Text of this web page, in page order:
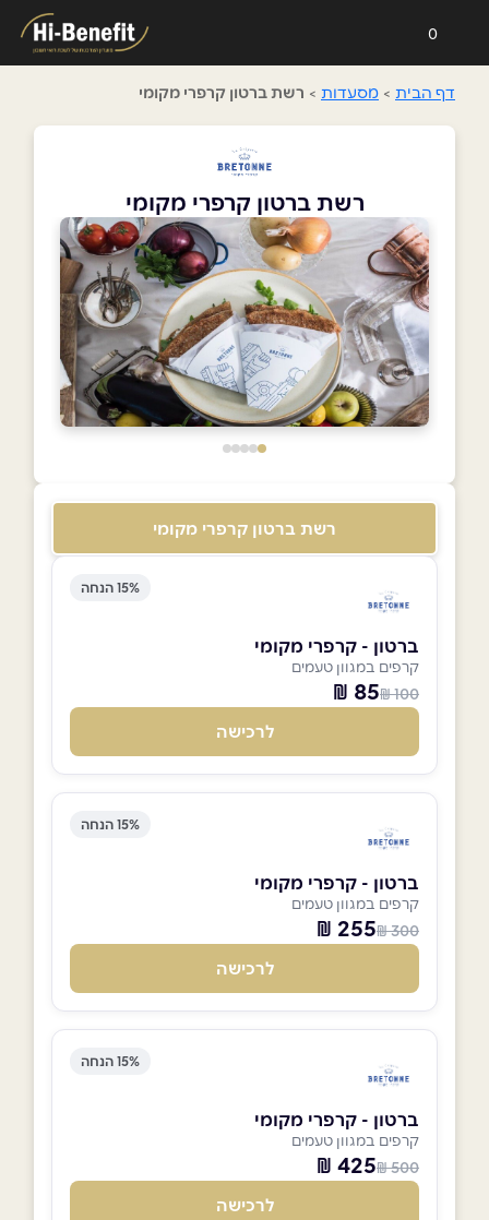
0
דף הבית > מסעדות > רשת ברטון קרפרי מקומי
רשת ברטון קרפרי מקומי
רשת ברטון קרפרי מקומי
15% הנחה
ברטון - קרפרי מקומי
קרפים במגוון טעמים
100 ₪
85 ₪
לרכישה
15% הנחה
ברטון - קרפרי מקומי
קרפים במגוון טעמים
300 ₪
255 ₪
לרכישה
15% הנחה
ברטון - קרפרי מקומי
קרפים במגוון טעמים
500 ₪
425 ₪
לרכישה